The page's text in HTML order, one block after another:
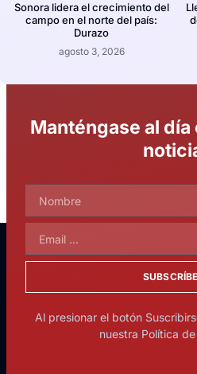
Sonora lidera el crecimiento del
campo en el norte del país:
Durazo
agosto 3, 2026
Manténgase al
Al presionar el botón
nuestra Política